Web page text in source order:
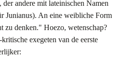
der andere mit lateinischen Namen
Junianus). An eine weibliche Form
zu denken." Hoezo, wetenschap?
exegeten van de eerste